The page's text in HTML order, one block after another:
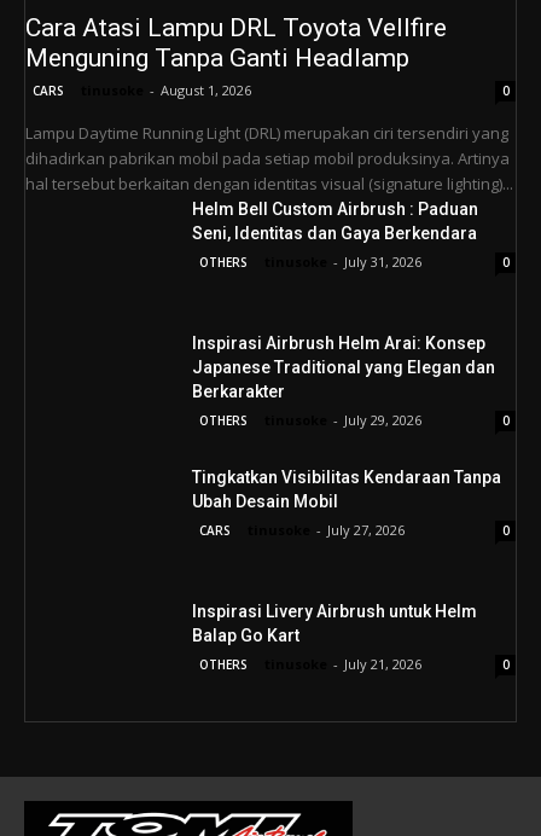
Cara Atasi Lampu DRL Toyota Vellfire
Menguning Tanpa Ganti Headlamp
CARS - August 1, 2026 0
Lampu Daytime Running Light (DRL) merupakan ciri tersendiri yang
dihadirkan pabrikan mobil pada setiap mobil produksinya. Artinya
hal tersebut berkaitan dengan identitas visual (signature lighting)...
Helm Bell Custom Airbrush : Paduan
Seni, Identitas dan Gaya Berkendara
OTHERS - July 31, 2026 0
Inspirasi Airbrush Helm Arai: Konsep
Japanese Traditional yang Elegan dan
Berkarakter
OTHERS - July 29, 2026 0
Tingkatkan Visibilitas Kendaraan Tanpa
Ubah Desain Mobil
CARS - July 27, 2026 0
Inspirasi Livery Airbrush untuk Helm
Balap Go Kart
OTHERS - July 21, 2026 0